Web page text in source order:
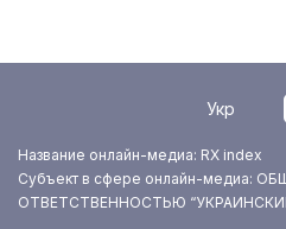
Укр
Название онлайн-медиа: RX index
Субъект в сфере онлайн-медиа:
ОТВЕТСТВЕННОСТЬЮ